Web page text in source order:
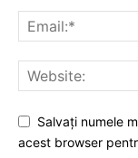
Salvați numele
acest browser